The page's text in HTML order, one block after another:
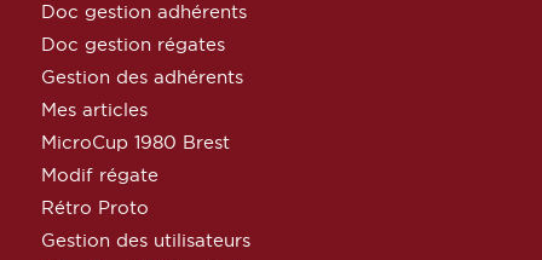
Doc gestion adhérents
Doc gestion régates
Gestion des adhérents
Mes articles
MicroCup 1980 Brest
Modif régate
Rétro Proto
Gestion des utilisateurs